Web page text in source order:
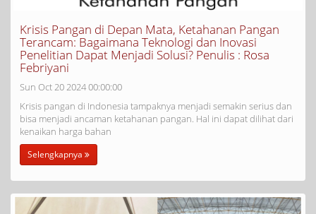
Krisis Pangan di Depan Mata, Ketahanan Pangan
Terancam: Bagaimana Teknologi dan Inovasi
Penelitian Dapat Menjadi Solusi? Penulis : Rosa
Febriyani
Sun Oct 20 2024 00:00:00
Krisis pangan di Indonesia tampaknya menjadi semakin serius dan
bisa menjadi ancaman ketahanan pangan. Hal ini dapat dilihat dari
kenaikan harga bahan
Selengkapnya